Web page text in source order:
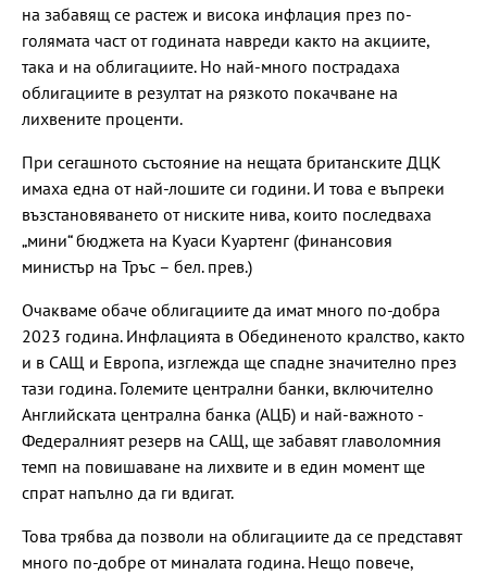
на забавящ се растеж и висока инфлация през по-
голямата част от годината навреди както на акциите,
така и на облигациите. Но най-много пострадаха
облигациите в резултат на рязкото покачване на
лихвените проценти.
При сегашното състояние на нещата британските ДЦК
имаха една от най-лошите си години. И това е въпреки
възстановяването от ниските нива, които последваха
„мини“ бюджета на Куаси Куартенг (финансовия
министър на Тръс – бел. прев.)
Очакваме обаче облигациите да имат много по-добра
2023 година. Инфлацията в Обединеното кралство, както
и в САЩ и Европа, изглежда ще спадне значително през
тази година. Големите централни банки, включително
Английската централна банка (АЦБ) и най-важното -
Федералният резерв на САЩ, ще забавят главоломния
темп на повишаване на лихвите и в един момент ще
спрат напълно да ги вдигат.
Това трябва да позволи на облигациите да се представят
много по-добре от миналата година. Нещо повече,